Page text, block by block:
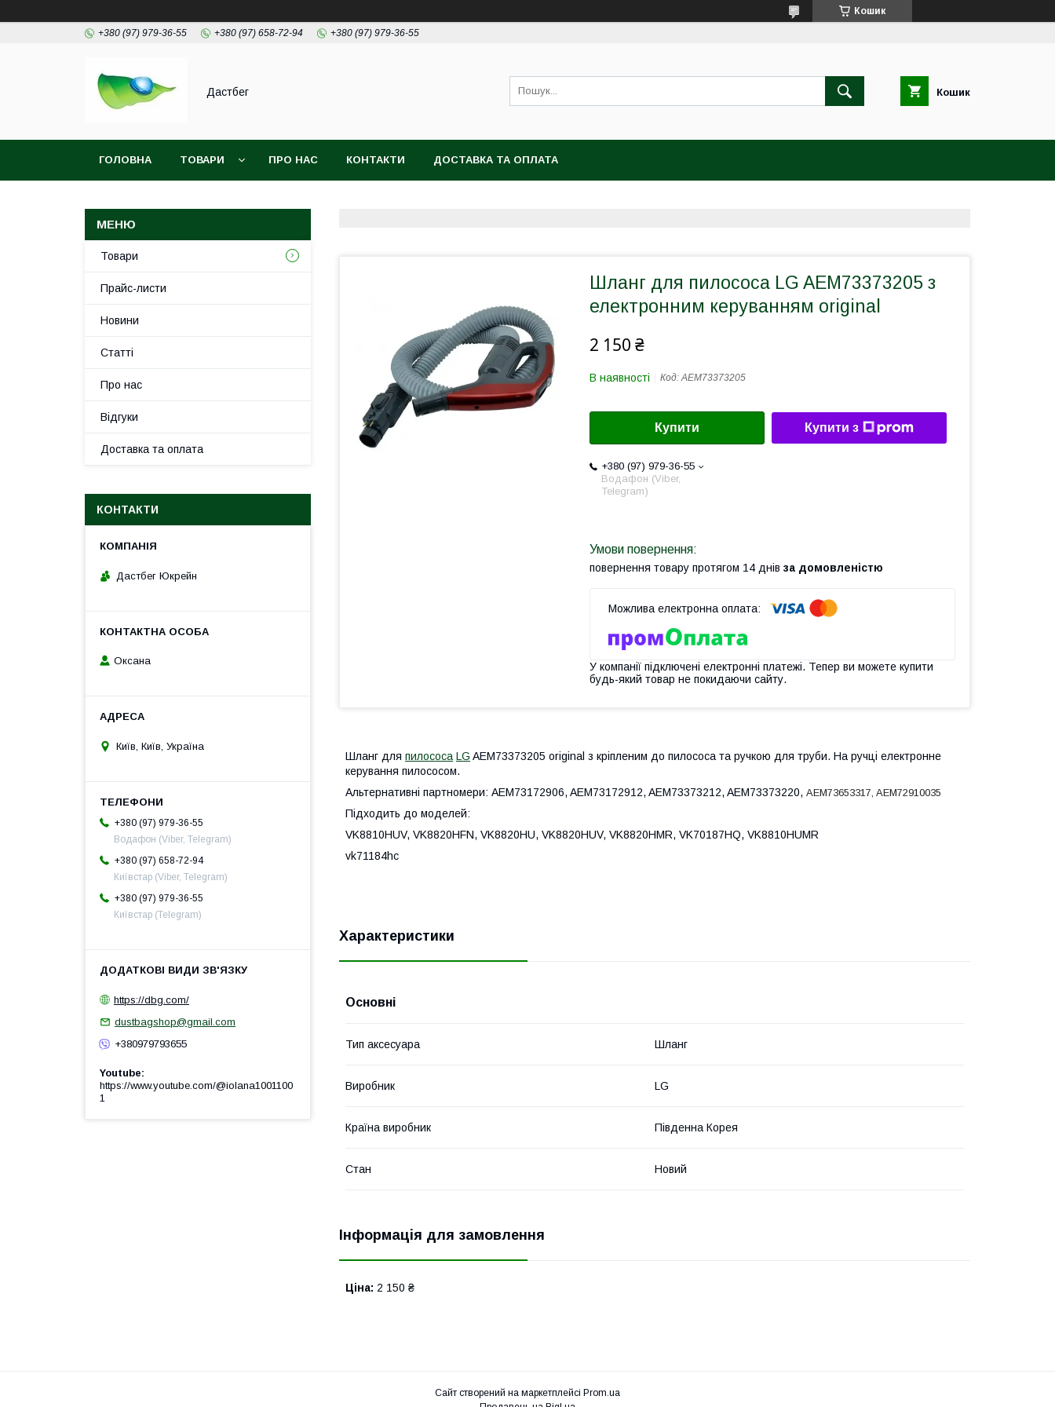
Кошик
+380 (97) 979-36-55 +380 (97) 658-72-94 +380 (97) 979-36-55
Дастбег Кошик
ГОЛОВНА ТОВАРИ ПРО НАС КОНТАКТИ ДОСТАВКА ТА ОПЛАТА
Шланг для пилососа LG AEM73373205 з
електронним керуванням original
2 150 ₴
В наявності Код:AEM73373205
Купити Купити з
+380 (97) 979-36-55
Водафон (Viber,
Telegram)
повернення товару протягом 14 днів за домовленістю
У компанії підключені електронні платежі. Тепер ви можете купити
будь-який товар не покидаючи сайту.
Шланг для пилососа LG AEM73373205 original з кріпленим до пилососа та ручкою для труби. На ручці електронне
керування пилососом.
Альтернативні партномери: AEM73172906, AEM73172912, AEM73373212, AEM73373220, AEM73653317, AEM72910035
Підходить до моделей:
VK8810HUV, VK8820HFN, VK8820HU, VK8820HUV, VK8820HMR, VK70187HQ, VK8810HUMR
vk71184hc
Характеристики
Основні
Тип аксесуара Шланг
Виробник LG
Країна виробник Південна Корея
Стан Новий
Інформація для замовлення
Ціна: 2 150 ₴
Товари
Прайс-листи
Новини
Статті
Про нас
Відгуки
Доставка та оплата
КОНТАКТИ
Дастбег Юкрейн
Оксана
Київ, Київ, Україна
+380 (97) 979-36-55
Водафон (Viber, Telegram)
+380 (97) 658-72-94
Київстар (Viber, Telegram)
+380 (97) 979-36-55
Київстар (Telegram)
https://dbg.com/
dustbagshop@gmail.com
+380979793655
Youtube
https://www.youtube.com/@iolana1001100
1
Сайт створений на маркетплейсі Prom.ua